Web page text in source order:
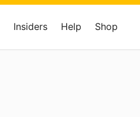
Insiders Help Shop